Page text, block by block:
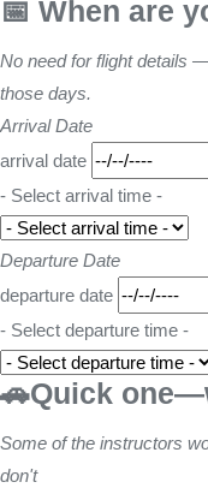
📅 When are
No need for flight details
those days.
Arrival Date
arrival date
- Select arrival time -
Departure Date
departure date
- Select departure time -
🚗Quick
Some of the instructors
don't